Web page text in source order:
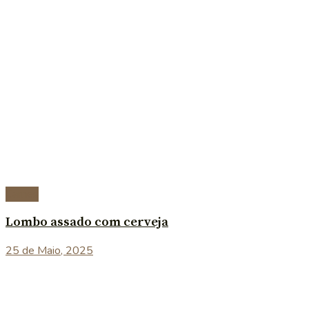
Lombo assado com cerveja
25 de Maio, 2025